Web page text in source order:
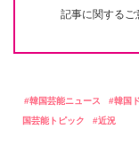
記事に関するご
韓国芸能ニュース 韓国
国芸能トピック
近況